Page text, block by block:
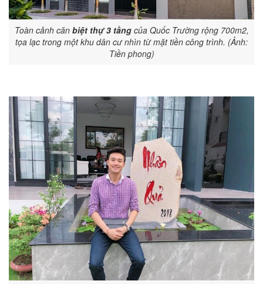
Toàn cảnh căn biệt thự 3 tầng của Quốc Trường rộng 700m2,
tọa lạc trong một khu dân cư nhìn từ mặt tiền công trình. (Ảnh:
Tiền phong)